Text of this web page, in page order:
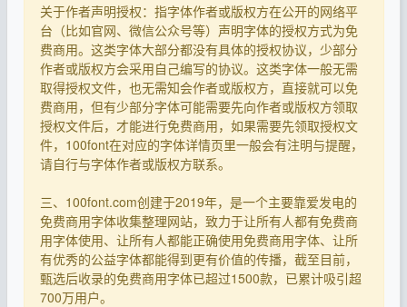
关于作者声明授权：指字体作者或版权方在公开的网络平
台（比如官网、微信公众号等）声明字体的授权方式为免
费商用。这类字体大部分都没有具体的授权协议，少部分
作者或版权方会采用自己编写的协议。这类字体一般无需
取得授权文件，也无需知会作者或版权方，直接就可以免
费商用，但有少部分字体可能需要先向作者或版权方领取
授权文件后，才能进行免费商用，如果需要先领取授权文
件，100font在对应的字体详情页里一般会有注明与提醒，
请自行与字体作者或版权方联系。
三、100font.com创建于2019年，是一个主要靠爱发电的
免费商用字体收集整理网站，致力于让所有人都有免费商
用字体使用、让所有人都能正确使用免费商用字体、让所
有优秀的公益字体都能得到更有价值的传播，截至目前，
甄选后收录的免费商用字体已超过1500款，已累计吸引超
700万用户。